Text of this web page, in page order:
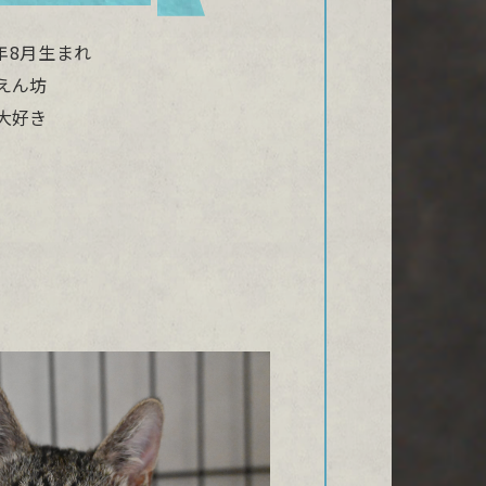
8月生まれ
ん坊
好き